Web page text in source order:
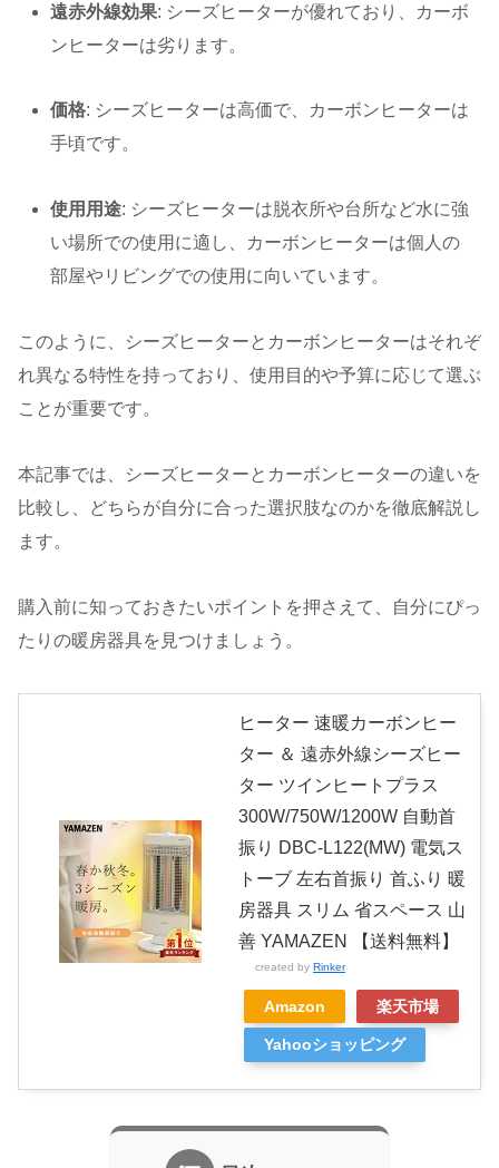
遠赤外線効果: シーズヒーターが優れており、カーボ
ンヒーターは劣ります。
価格: シーズヒーターは高価で、カーボンヒーターは
手頃です。
使用用途: シーズヒーターは脱衣所や台所など水に強
い場所での使用に適し、カーボンヒーターは個人の
部屋やリビングでの使用に向いています。
このように、シーズヒーターとカーボンヒーターはそれぞ
れ異なる特性を持っており、使用目的や予算に応じて選ぶ
ことが重要です。
本記事では、シーズヒーターとカーボンヒーターの違いを
比較し、どちらが自分に合った選択肢なのかを徹底解説し
ます。
購入前に知っておきたいポイントを押さえて、自分にぴっ
たりの暖房器具を見つけましょう。
ヒーター 速暖カーボンヒー
ター ＆ 遠赤外線シーズヒー
ター ツインヒートプラス
300W/750W/1200W 自動首
振り DBC-L122(MW) 電気ス
トーブ 左右首振り 首ふり 暖
房器具 スリム 省スペース 山
善 YAMAZEN 【送料無料】
created by Rinker
Amazon 楽天市場
Yahooショッピング